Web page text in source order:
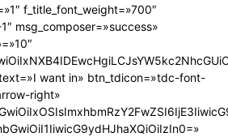
f_title_font_weight=»700″
msg_composer=»success»
want in» btn_tdicon=»tdc-font-
right»